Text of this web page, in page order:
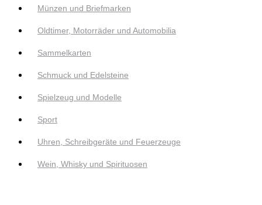
Münzen und Briefmarken
Oldtimer, Motorräder und Automobilia
Sammelkarten
Schmuck und Edelsteine
Spielzeug und Modelle
Sport
Uhren, Schreibgeräte und Feuerzeuge
Wein, Whisky und Spirituosen